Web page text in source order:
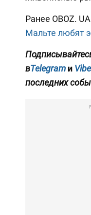
Ранее OBOZ.
Мальте любят
вTelegramи
последних